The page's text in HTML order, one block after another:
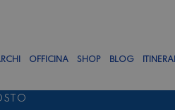
OFFICINA SHOP BLOG